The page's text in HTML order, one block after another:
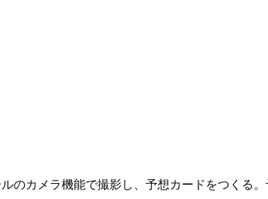
のカメラ機能で撮影し、予想カードをつくる